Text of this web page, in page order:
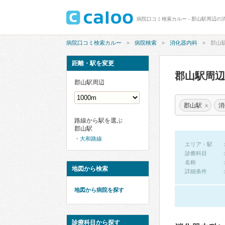
病院口コミ検索カルー - 郡山駅周辺の
病院口コミ検索カルー 病院検索 消化器内科 郡山
郡山駅周
郡山駅 ×
エリア・駅
診療科目
名称
詳細条件
距離・駅を変更
郡山駅周辺
路線から駅を選ぶ
郡山駅
大和路線
地図から検索
地図から病院を探す
診療科目から探す